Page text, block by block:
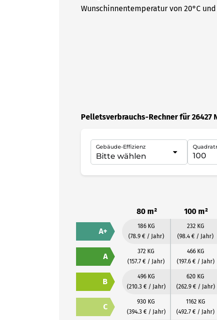
Wunschinnentemperatur von 20°C
Pelletsverbrauchs-Rechner für 26427
Gebäude-Effizienz
80 m² 100 m²
A+
186 KG
(78.9 € / Jahr)
232 KG
(98.4 € / Jahr)
A
372 KG
(157.7 € / Jahr)
466 KG
(197.6 € / Jahr)
B
496 KG
(210.3 € / Jahr)
620 KG
(262.9 € / Jahr)
C
930 KG
(394.3 € / Jahr)
1162 KG
(492.7 € / Jahr)